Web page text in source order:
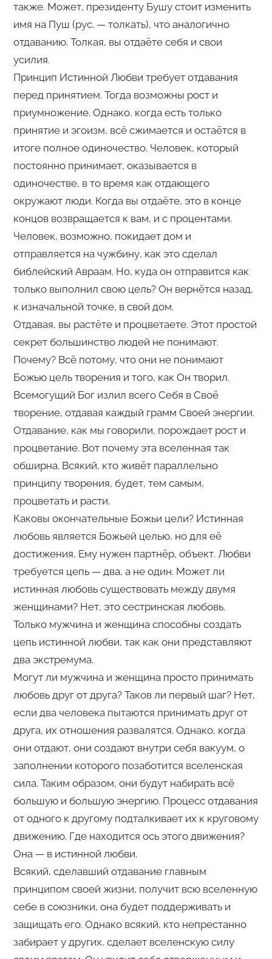
также. Может, президенту Бушу стоит изменить
имя на Пуш (рус. — толкать), что аналогично
отдаванию. Толкая, вы отдаёте себя и свои
усилия.
Принцип Истинной Любви требует отдавания
перед принятием. Тогда возможны рост и
приумножение. Однако, когда есть только
принятие и эгоизм, всё сжимается и остаётся в
итоге полное одиночество. Человек, который
постоянно принимает, оказывается в
одиночестве, в то время как отдающего
окружают люди. Когда вы отдаёте, это в конце
концов возвращается к вам, и с процентами.
Человек, возможно, покидает дом и
отправляется на чужбину, как это сделал
библейский Авраам. Но, куда он отправится как
только выполнил свою цель? Он вернётся назад,
к изначальной точке, в свой дом.
Отдавая, вы растёте и процветаете. Этот простой
секрет большинство людей не понимают.
Почему? Всё потому, что они не понимают
Божью цель творения и того, как Он творил.
Всемогущий Бог излил всего Себя в Своё
творение, отдавая каждый грамм Своей энергии.
Отдавание, как мы говорили, порождает рост и
процветание. Вот почему эта вселенная так
обширна. Всякий, кто живёт параллельно
принципу творения, будет, тем самым,
процветать и расти.
Каковы окончательные Божьи цели? Истинная
любовь является Божьей целью, но для её
достижения, Ему нужен партнёр, объект. Любви
требуется цепь — два, а не один. Может ли
истинная любовь существовать между двумя
женщинами? Нет, это сестринская любовь.
Только мужчина и женщина способны создать
цепь истинной любви, так как они представляют
два экстремума.
Могут ли мужчина и женщина просто принимать
любовь друг от друга? Таков ли первый шаг? Нет,
если два человека пытаются принимать друг от
друга, их отношения развалятся. Однако, когда
они отдают, они создают внутри себя вакуум, о
заполнении которого позаботится вселенская
сила. Таким образом, они будут набирать всё
большую и большую энергию. Процесс отдавания
от одного к другому подталкивает их к круговому
движению. Где находится ось этого движения?
Она — в истинной любви.
Всякий, сделавший отдавание главным
принципом своей жизни, получит всю вселенную
себе в союзники, она будет поддерживать и
защищать его. Однако всякий, кто непрестанно
забирает у других, сделает вселенскую силу